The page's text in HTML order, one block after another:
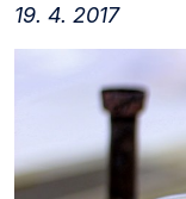
19. 4. 2017